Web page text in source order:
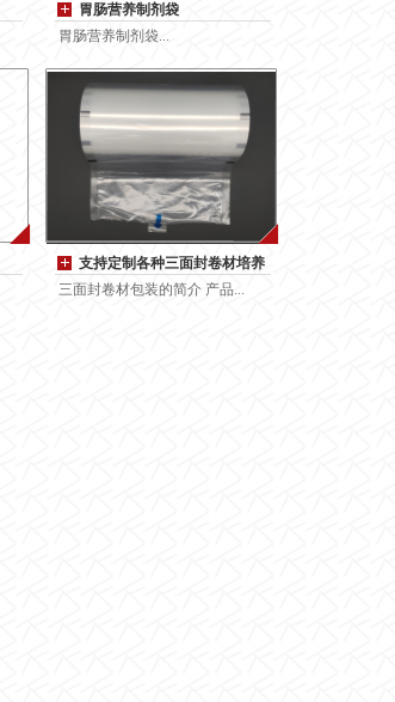
胃肠营养制剂袋
胃肠营养制剂袋...
支持定制各种三面封卷材培养
皿真空包装袋全自
三面封卷材包装的简介 产品...